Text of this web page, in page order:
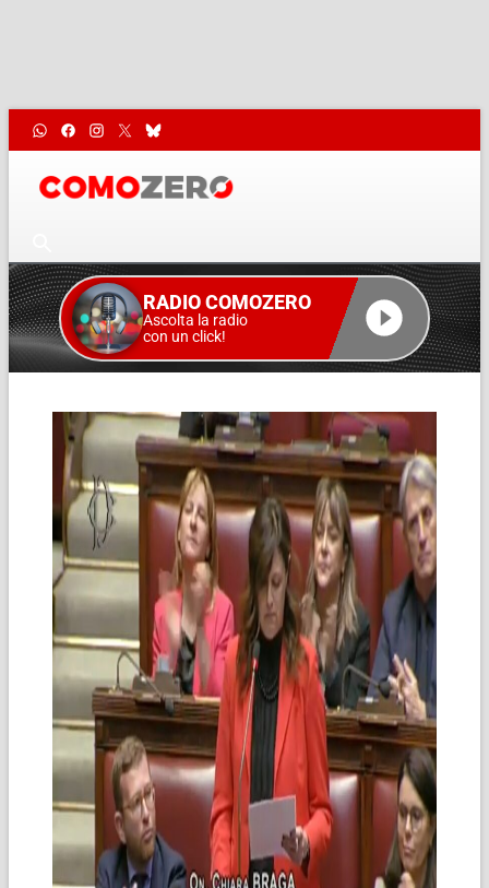
RADIO COMOZERO
Ascolta la radio
con un click!